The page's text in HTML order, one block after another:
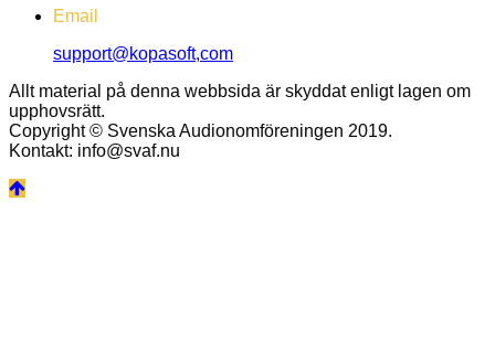
Email
support@kopasoft,com
Allt material på denna webbsida är skyddat enligt lagen om
upphovsrätt.
Copyright © Svenska Audionomföreningen 2019.
Kontakt: info@svaf.nu